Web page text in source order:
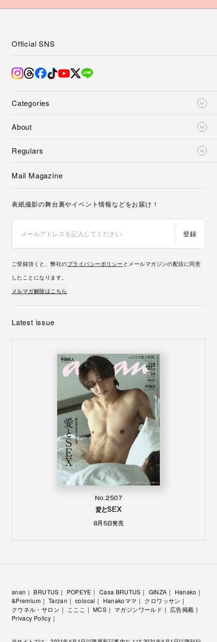
Categories
About
Regulars
Official SNS
Mail Magazine
表紙撮影の舞台裏やイベント情報などをお届け！
登録
ご登録頂くと、弊社のプライバシーポリシー とメールマガジンの配信に同意
したことになります。
メルマガ解除はこちら
Latest issue
No.2507
愛とSEX
8月5日発売
anan BRUTUS POPEYE Casa BRUTUS GINZA
Hanako
&Premium
Tarzan colocal Hanakoママ
クロワッサン
クウネル・サロン
こここ MCS マガジンワールド
広告掲載
Privacy Policy